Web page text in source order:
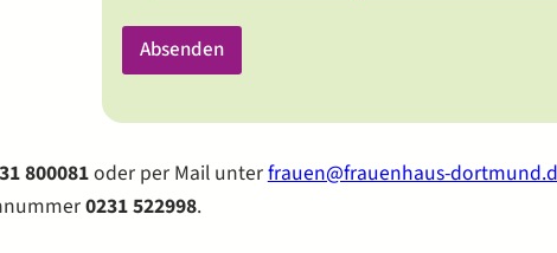
a
B
t
e
f
f
Absenden
800081oder per Mail unterfrauen@frauenhaus-
0231 522998.